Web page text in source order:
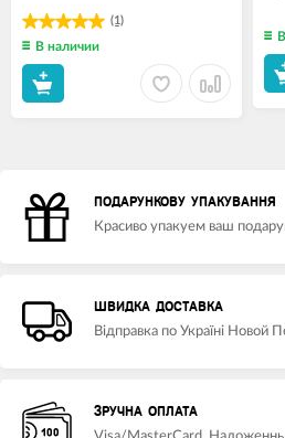
(1)
В наличии
ПОДАРУНКОВУ УПАКУВАННЯ
Красиво упакуем ваш
ШВИДКА ДОСТАВКА
Відправка по Україні Новой
ЗРУЧНА ОПЛАТА